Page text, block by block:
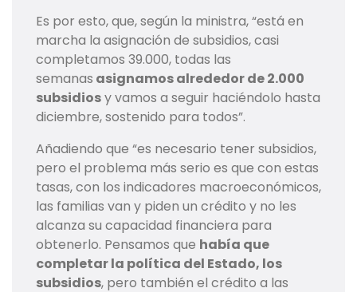
Es por esto, que, según la ministra, “está en
marcha la asignación de subsidios, casi
completamos 39.000, todas las
semanas asignamos alrededor de 2.000
subsidiosy vamos a seguir haciéndolo hasta
diciembre, sostenido para todos”.
Añadiendo que “es necesario tener subsidios,
pero el problema más serio es que con estas
tasas, con los indicadores macroeconómicos,
las familias van y piden un crédito y no les
alcanza su capacidad financiera para
obtenerlo. Pensamos que había que
completar la política del Estado, los
subsidios, pero también el crédito a las